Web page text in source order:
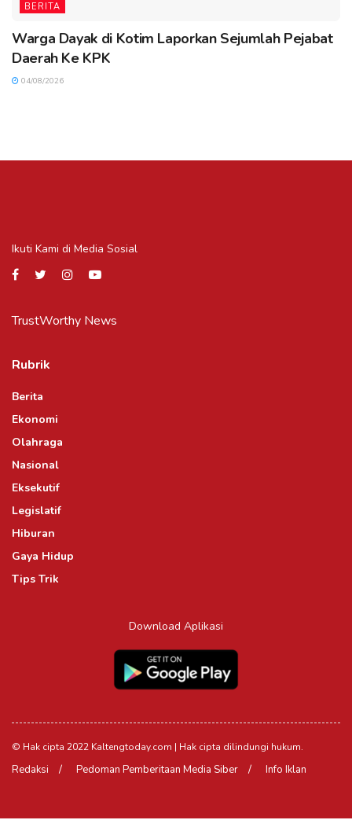
BERITA
Warga Dayak di Kotim Laporkan Sejumlah Pejabat
Daerah Ke KPK
04/08/2026
Ikuti Kami di Media Sosial
TrustWorthy News
Rubrik
Berita
Ekonomi
Olahraga
Nasional
Eksekutif
Legislatif
Hiburan
Gaya Hidup
Tips Trik
Download Aplikasi
© Hak cipta 2022 Kaltengtoday.com | Hak cipta dilindungi hukum.
Redaksi Pedoman Pemberitaan Media Siber Info Iklan